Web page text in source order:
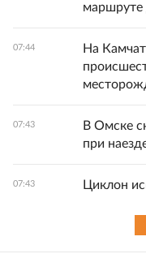
маршруте
07:44
На
07:43
В Омске
при
07:43 Циклон